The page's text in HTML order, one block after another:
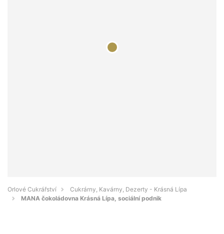
Orlové Cukrářství
Cukrárny, Kavárny, Dezerty - Krásná Lípa
MANA čokoládovna Krásná Lípa, sociální podnik